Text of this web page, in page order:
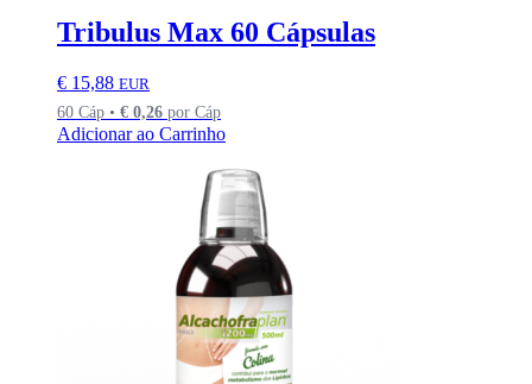
Tribulus Max 60 Cápsulas
€ 15,88 EUR
60 Cáp • € 0,26 por Cáp
Adicionar ao Carrinho